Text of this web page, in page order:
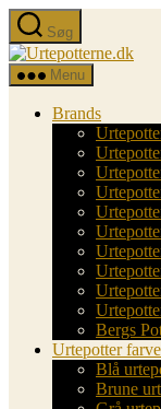
Spring
til
indholdet
Søg
Menu
Brands
Bergs
Urtepotter
Blå
Brune